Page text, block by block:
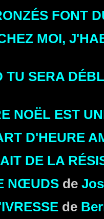
FONT
MOI,
TU SERA
NOËL EST
D'HEURE
DE LA
NŒUDS de
de